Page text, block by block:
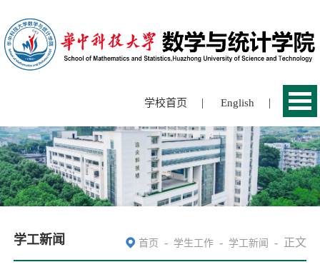
学校首页 | English |
学工新闻 首页 - 学生工作 - 学工新闻 - 正文